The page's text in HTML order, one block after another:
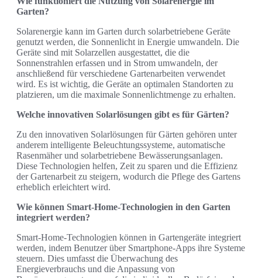
Garten?
Solarenergie kann im Garten durch solarbetriebene Geräte
genutzt werden, die Sonnenlicht in Energie umwandeln. Die
Geräte sind mit Solarzellen ausgestattet, die die
Sonnenstrahlen erfassen und in Strom umwandeln, der
anschließend für verschiedene Gartenarbeiten verwendet
wird. Es ist wichtig, die Geräte an optimalen Standorten zu
platzieren, um die maximale Sonnenlichtmenge zu erhalten.
Welche innovativen Solarlösungen gibt es für Gärten?
Zu den innovativen Solarlösungen für Gärten gehören unter
anderem intelligente Beleuchtungssysteme, automatische
Rasenmäher und solarbetriebene Bewässerungsanlagen.
Diese Technologien helfen, Zeit zu sparen und die Effizienz
der Gartenarbeit zu steigern, wodurch die Pflege des Gartens
erheblich erleichtert wird.
Wie können Smart-Home-Technologien in den Garten
integriert werden?
Smart-Home-Technologien können in Gartengeräte integriert
werden, indem Benutzer über Smartphone-Apps ihre Systeme
steuern. Dies umfasst die Überwachung des
Energieverbrauchs und die Anpassung von